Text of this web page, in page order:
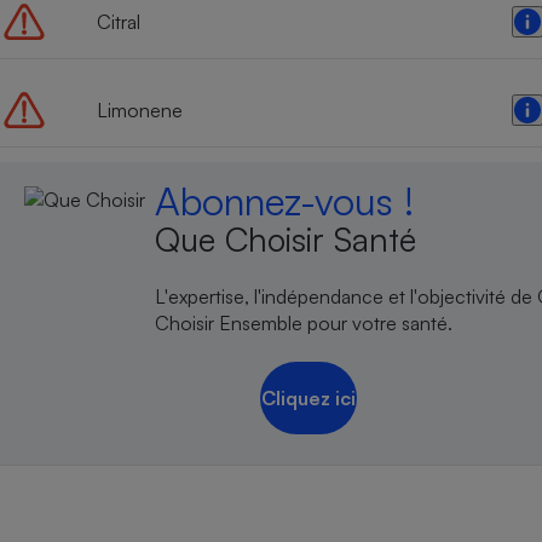
Citral
Limonene
Abonnez-vous !
Que Choisir Santé
L'expertise, l'indépendance et l'objectivité de
Choisir Ensemble pour votre santé.
Cliquez ici